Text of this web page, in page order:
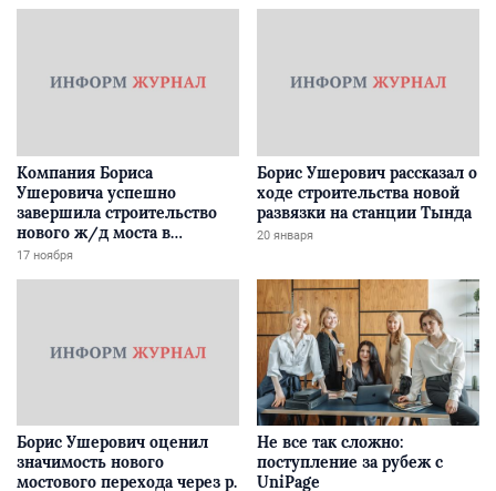
Компания Бориса
Ушеровича успешно
завершила строительство
нового ж/д моста в
Забайкалье
17 ноября
Борис Ушерович рассказал о
ходе строительства новой
развязки на станции Тында
20 января
Борис Ушерович оценил
значимость нового
мостового перехода через р.
Не все так сложно:
поступление за рубеж с
UniPage